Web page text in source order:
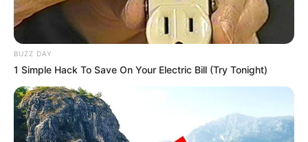
(foto: instagram/marshatimothy)
2. Dengan balutan dres ala India, Marsha menghadiri acara
bergensi
BUZZ DAY
1 Simple Hack To Save On Your Electric Bill (Try Tonight)